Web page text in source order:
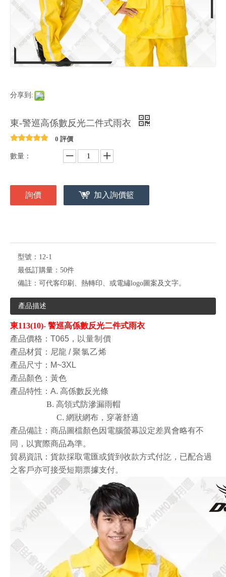
分享到:
東-警巡高係數反光二件式雨衣
0 評價
數量：
詢價 加入詢價籃
型號： 12-1
最低訂購量： 50件
備註： 可代客印刷、熱轉印、或電繡logo圖案及文字。
產品描述
東113(10)- 警巡高係數反光二件式雨衣
產品價格 ：T065， 以量制價
產品材質 ：尼龍 /聚氯乙烯
產品尺寸：M~3X L
產品顏色：黃色
產品特性： A. 高係數反光條
B. 高領式防滲漏雨帽
C. 網狀網布 ，穿著舒適
產品備註：商品圖檔顏色因電腦螢幕設定差異會略有不
同，以實際商品為準。
貿易資訊：貨款採取電匯或貨到收款方式付訖，已配合過
之客戶亦可接受短期票據支付。